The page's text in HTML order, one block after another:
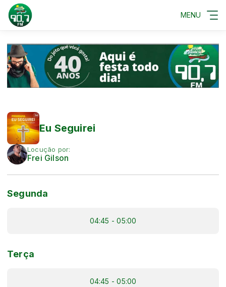
MENU
Eu Seguirei
Locução por:
Frei Gilson
Segunda
04:45 - 05:00
Terça
04:45 - 05:00